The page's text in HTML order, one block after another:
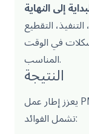
إلى النهاية
التقطيع
في الوقت
المناسب.
النتيجة
يعزز إطار عمل PMO التسليم عبر محافظ العملاء ويدعم الاستقرار التشغيلي على المدى الطويل.
تشمل الفوائد: